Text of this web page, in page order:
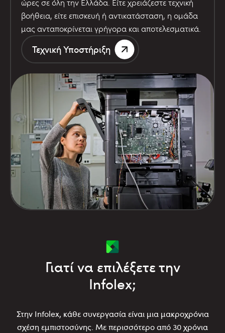
ώρες σε όλη την Ελλάδα. Είτε χρειάζεστε τεχνική
βοήθεια, είτε επισκευή ή αντικατάσταση, η ομάδα
μας ανταποκρίνεται γρήγορα και αποτελεσματικά.
Τεχνική Υποστήριξη
Γιατί να επιλέξετε την
Infolex;
Στην Infolex, κάθε συνεργασία είναι μια μακροχρόνια
σχέση εμπιστοσύνης. Με περισσότερο από 30 χρόνια